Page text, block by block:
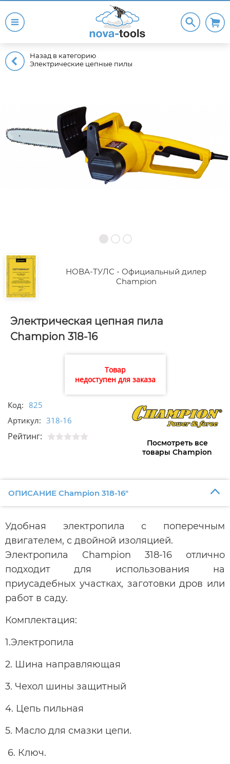
Назад в категорию
Электрические цепные пилы
НОВА-ТУЛС - Официальный дилер
Champion
Электрическая цепная пила
Champion 318-16
Товар
недоступен для заказа
Код: 825
Артикул: 318-16
Рейтинг:
Посмотреть все
товары Champion
ОПИСАНИЕ Champion 318-16"
Удобная электропила с поперечным
двигателем, с двойной изоляцией.
Электропила Champion 318-16 отлично
подходит для использования на
приусадебных участках, заготовки дров или
работ в саду.
Комплектация:
1.Электропила
2. Шина направляющая
3. Чехол шины защитный
4. Цепь пильная
5. Масло для смазки цепи.
6. Ключ.